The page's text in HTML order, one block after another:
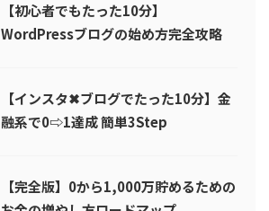
【初心者でもたった10分】
WordPressブログの始め方完全攻略
【インスタ✖︎ブログでたった10分】金
融系で0⇨1達成 簡単3Step
【完全版】0から1,000万貯めるための